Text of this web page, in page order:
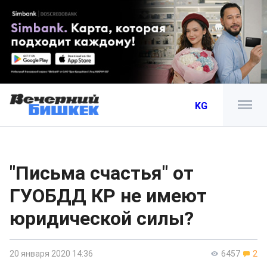
KG
"Письма счастья" от
ГУОБДД КР не имеют
юридической силы?
6457 2
20 января 2020 14:36